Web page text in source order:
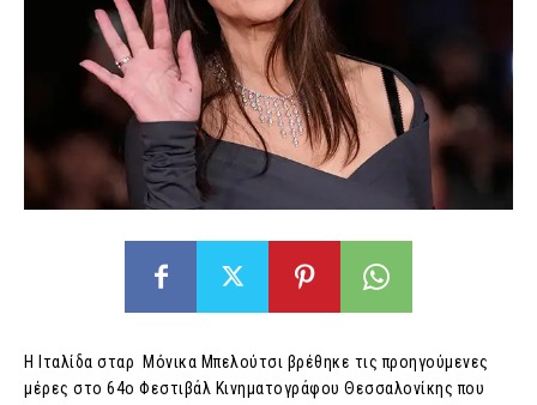
H Ιταλίδα σταρ Μόνικα Μπελούτσι βρέθηκε τις προηγούμενες
μέρες στο 64ο Φεστιβάλ Κινηματογράφου Θεσσαλονίκης που